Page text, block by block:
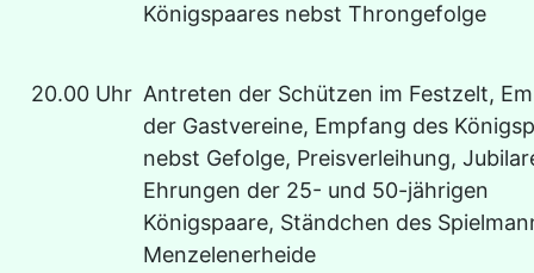
Königspaares nebst Throngefolge
20.00 Uhr Antreten der Schützen im Festzelt,
der Gastvereine, Empfang des
nebst Gefolge, Preisverleihung,
Ehrungen der 25- und 50-jährigen
Königspaare, Ständchen des
Menzelenerheide